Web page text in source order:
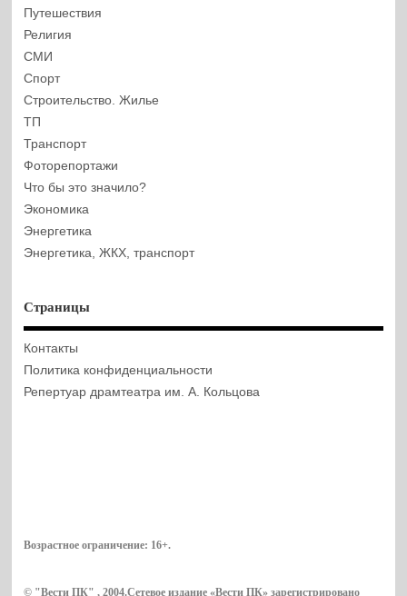
Путешествия
Религия
СМИ
Спорт
Строительство. Жилье
ТП
Транспорт
Фоторепортажи
Что бы это значило?
Экономика
Энергетика
Энергетика, ЖКХ, транспорт
Страницы
Контакты
Политика конфиденциальности
Репертуар драмтеатра им. А. Кольцова
Возрастное ограничение: 16+.
© "Вести ПК" , 2004.Сетевое издание «Вести ПК» зарегистрировано